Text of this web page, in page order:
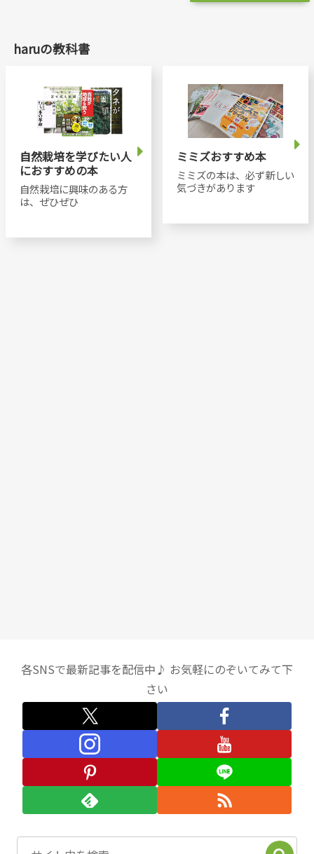
haruの教科書
自然栽培を学びたい人
におすすめの本
自然栽培に興味のある方
は、ぜひぜひ
ミミズおすすめ本
ミミズの本は、必ず新しい
気づきがあります
各SNSで最新記事を配信中♪ お気軽にのぞいてみて下
さい